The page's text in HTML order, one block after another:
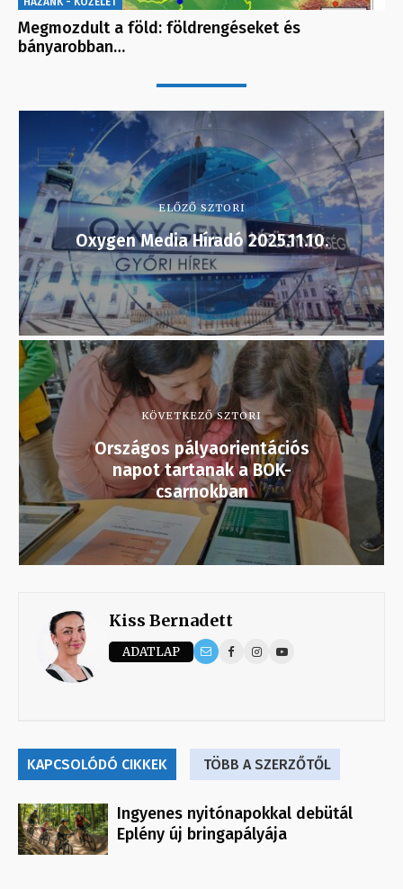
Megmozdult a föld: földrengéseket és
bányarobban…
ELŐZŐ SZTORI
Oxygen Media Híradó 2025.11.10.
KÖVETKEZŐ SZTORI
Országos pályaorientációs
napot tartanak a BOK-
csarnokban
Kiss Bernadett
ADATLAP
KAPCSOLÓDÓ CIKKEK TÖBB A SZERZŐTŐL
Ingyenes nyitónapokkal debütál
Eplény új bringapályája